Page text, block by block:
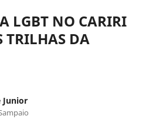
LGBT NO CARIRI
TRILHAS DA
Junior